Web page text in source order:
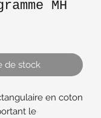
MH
de stock
en coton
le